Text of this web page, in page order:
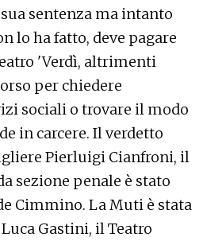
sentenza ma intanto
lo ha fatto, deve pagare
'Verdì, altrimenti
per chiedere
sociali o trovare il modo
in carcere. Il verdetto
Pierluigi Cianfroni, il
sezione penale è stato
Cimmino. La Muti è stata
Gastini, il Teatro